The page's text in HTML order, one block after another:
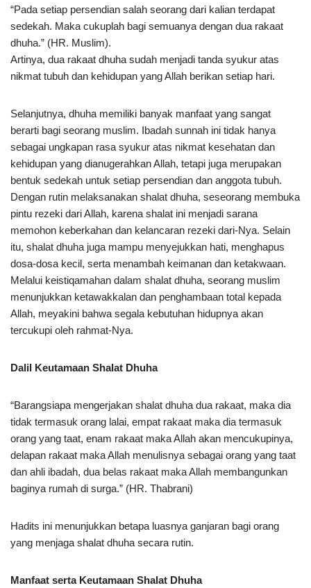
“Pada setiap persendian salah seorang dari kalian terdapat
sedekah. Maka cukuplah bagi semuanya dengan dua rakaat
dhuha.” (HR. Muslim).
Artinya, dua rakaat dhuha sudah menjadi tanda syukur atas
nikmat tubuh dan kehidupan yang Allah berikan setiap hari.
Selanjutnya, dhuha memiliki banyak manfaat yang sangat
berarti bagi seorang muslim. Ibadah sunnah ini tidak hanya
sebagai ungkapan rasa syukur atas nikmat kesehatan dan
kehidupan yang dianugerahkan Allah, tetapi juga merupakan
bentuk sedekah untuk setiap persendian dan anggota tubuh.
Dengan rutin melaksanakan shalat dhuha, seseorang membuka
pintu rezeki dari Allah, karena shalat ini menjadi sarana
memohon keberkahan dan kelancaran rezeki dari-Nya. Selain
itu, shalat dhuha juga mampu menyejukkan hati, menghapus
dosa-dosa kecil, serta menambah keimanan dan ketakwaan.
Melalui keistiqamahan dalam shalat dhuha, seorang muslim
menunjukkan ketawakkalan dan penghambaan total kepada
Allah, meyakini bahwa segala kebutuhan hidupnya akan
tercukupi oleh rahmat-Nya.
Dalil Keutamaan Shalat Dhuha
“Barangsiapa mengerjakan shalat dhuha dua rakaat, maka dia
tidak termasuk orang lalai, empat rakaat maka dia termasuk
orang yang taat, enam rakaat maka Allah akan mencukupinya,
delapan rakaat maka Allah menulisnya sebagai orang yang taat
dan ahli ibadah, dua belas rakaat maka Allah membangunkan
baginya rumah di surga.” (HR. Thabrani)
Hadits ini menunjukkan betapa luasnya ganjaran bagi orang
yang menjaga shalat dhuha secara rutin.
Manfaat serta Keutamaan Shalat Dhuha